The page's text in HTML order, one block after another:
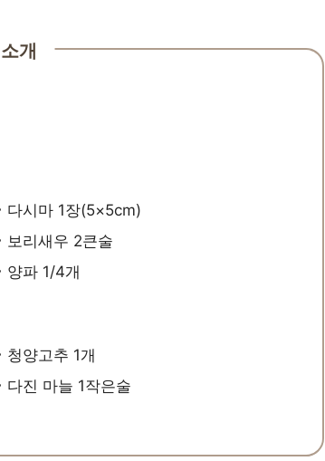
다시마 1장(5×5cm)
보리새우 2큰술
양파 1/4개
청양고추 1개
다진 마늘 1작은술